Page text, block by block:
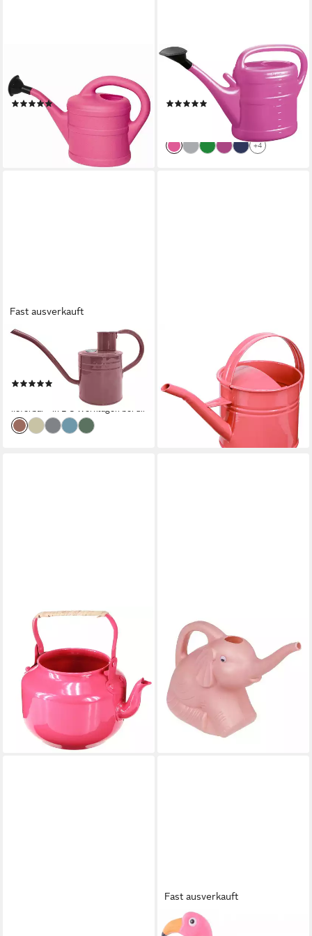
Gießkanne Kunststoff-
Gießkanne 1,0 l pink
(1)
lieferbar - in 4-5 Werktagen bei dir
GELI
Gießkanne Geli Gießkanne 10
L Kunststoff pink
(39)
lieferbar - in 4-5 Werktagen bei dir
+4
Fast ausverkauft
KENT & STOWE
Gießkanne Kent & Stowe
Gießkanne 1 L Stahl rose
lieferbar - in 2-3 Werktagen bei dir
FLORISTS PRODUCTS
Gießkanne Deko Gießkanne
aus Metall für Pflanzen und
Blumenarrangements
22,40 €
lieferbar - in 2-3 Werktagen bei dir
FLORISTS PRODUCTS
Gießkanne Nostalgische
Teekanne Dekoration
Landhausstil für Wohnzimmer
9,20 €
lieferbar - in 2-3 Werktagen bei dir
OUT OF THE BLUE
Gießkanne Gießkanne Elefant
2 L Kunststoff rosa o. grau
29x11x20 cm, leichtes,
kinderfreundliches Design
6,95 €
lieferbar - in 3-4 Werktagen bei dir
Fast ausverkauft
ESSCHERT DESIGN